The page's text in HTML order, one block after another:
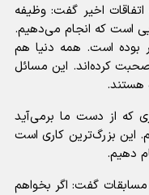
اتفاقات اخیر گفت: وظیفه
است که انجام می‌دهیم.
بوده است. همه دنیا هم
کرده‌اند. این مسائل
هستند.
که از دست ما برمی‌آید
این بزرگ‌ترین کاری است
دهیم.
گفت: اگر بخواهم